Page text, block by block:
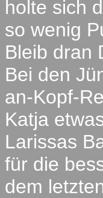
holte sich
so wenig
Bleib dran
Bei den
an-Kopf-
Katja
Larissas
für die
dem